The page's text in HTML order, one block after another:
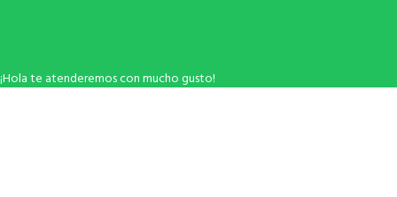
¡Hola te atenderemos con mucho gusto!